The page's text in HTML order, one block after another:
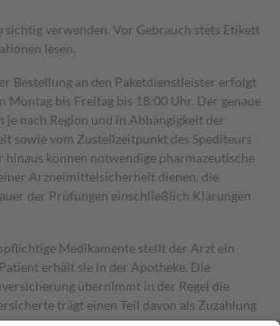
verwenden. Vor Gebrauch stets Etikett
lesen.
Bestellung an den Paketdienstleister erfolgt
Montag bis Freitag bis 18:00 Uhr. Der genaue
je nach Region und in Abhängigkeit der
sowie vom Zustellzeitpunkt des Spediteurs
hinaus können notwendige pharmazeutische
Arzneimittelsicherheit dienen, die
der Prüfungen einschließlich Klärungen
Medikamente stellt der Arzt ein
erhält sie in der Apotheke. Die
übernimmt in der Regel die
trägt einen Teil davon als Zuzahlung